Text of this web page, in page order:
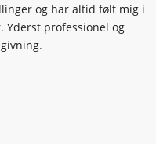
og har altid følt mig i
Yderst professionel og